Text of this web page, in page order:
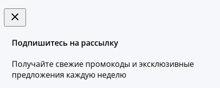
Подпишитесь на рассылку
Получайте свежие промокоды и эксклюзивные
предложения каждую неделю